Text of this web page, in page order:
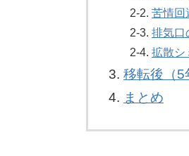
2-2. 苦情回
2-3. 排気口
2-4. 拡散シ
3. 移転後（5
4. まとめ